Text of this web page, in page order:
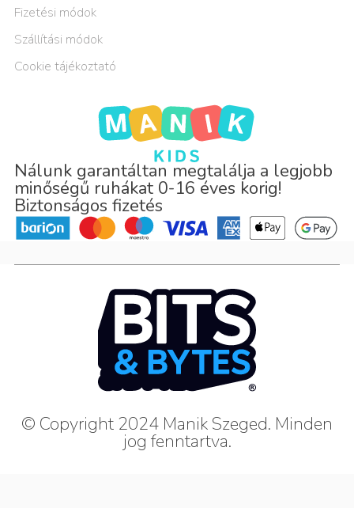
Nálunk garantáltan megtalálja a legjobb
minőségű ruhákat 0-16 éves korig!
Biztonságos fizetés
Fizetési módok
Szállítási módok
Cookie tájékoztató
© Copyright 2024 Manik Szeged. Minden
jog fenntartva.